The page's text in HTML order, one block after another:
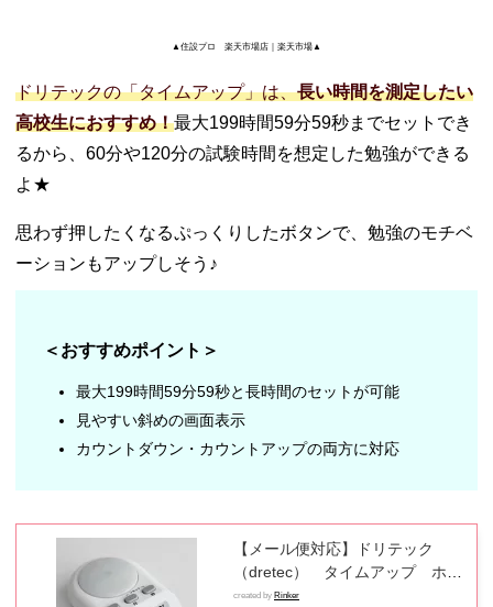
▲住設プロ 楽天市場店｜楽天市場▲
ドリテックの「タイムアップ」は、長い時間を測定したい
高校生におすすめ！最大199時間59分59秒までセットでき
るから、60分や120分の試験時間を想定した勉強ができる
よ★
思わず押したくなるぷっくりしたボタンで、勉強のモチベ
ーションもアップしそう♪
＜おすすめポイント＞
最大199時間59分59秒と長時間のセットが可能
見やすい斜めの画面表示
カウントダウン・カウントアップの両方に対応
【メール便対応】ドリテック
（dretec） タイムアップ ホワ
イト T-584WT（T-186切替商
created by Rinker